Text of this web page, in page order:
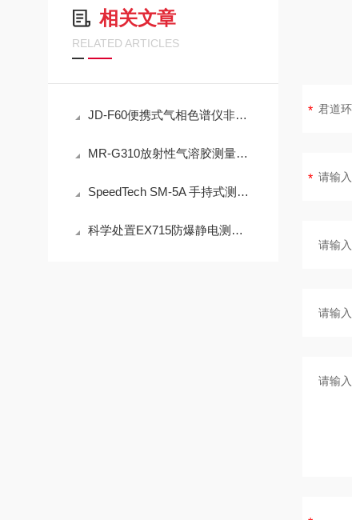
相关文章
RELATED ARTICLES
JD-F60便携式气相色谱仪非甲烷总烃现场快速检测技术方案
MR-G310放射性气溶胶测量仪：IP65防护与-40℃~+50℃宽温工作能力
SpeedTech SM-5A 手持式测深仪声学测量原理与性能分析
科学处置EX715防爆静电测试仪故障可有效保障检测工作正常开展